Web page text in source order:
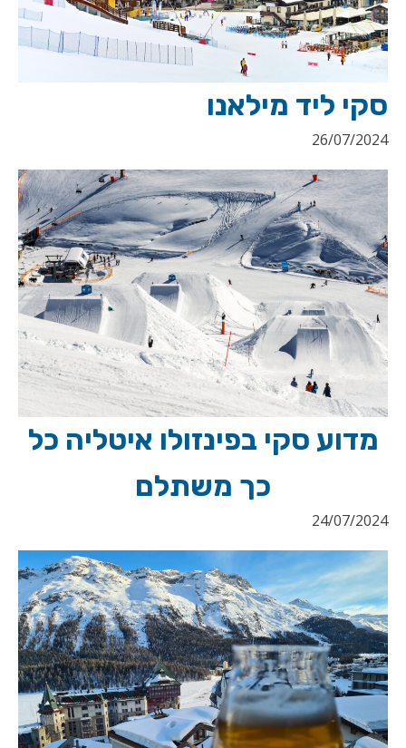
סקי ליד מילאנו
26/07/2024
מדוע סקי בפינזולו איטליה כל
כך משתלם
24/07/2024